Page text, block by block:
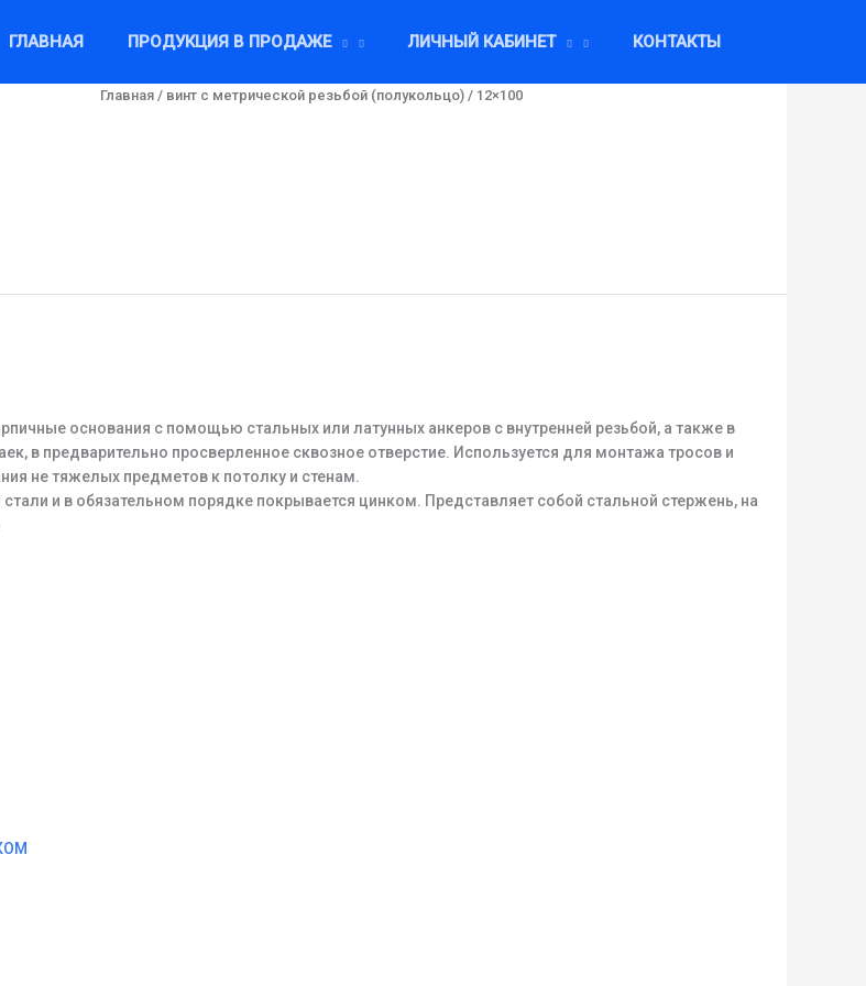
ГЛАВНАЯ ПРОДУКЦИЯ В ПРОДАЖЕ ЛИЧНЫЙ КАБИНЕТ КОНТАКТЫ
Главная / винт c метрической резьбой (полукольцо) / 12×100
основания с помощью стальных или латунных анкеров с внутренней резьбой, а также в
в предварительно просверленное сквозное отверстие. Используется для монтажа тросов и
не тяжелых предметов к потолку и стенам.
и в обязательном порядке покрывается цинком. Представляет собой стальной стержень, на